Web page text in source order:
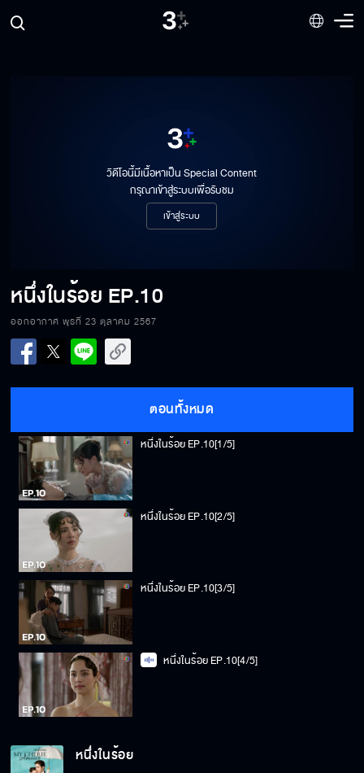
วิดีโอนี้มีเนื้อหาเป็น Special Content
กรุณาเข้าสู่ระบบเพื่อรับชม
เข้าสู่ระบบ
หนึ่งในร้อย EP.10
ออกอากาศ พุธที่ 23 ตุลาคม 2567
ตอนทั้งหมด
หนึ่งในร้อย EP.10[1/5]
หนึ่งในร้อย EP.10[2/5]
หนึ่งในร้อย EP.10[3/5]
หนึ่งในร้อย EP.10[4/5]
หนึ่งในร้อย